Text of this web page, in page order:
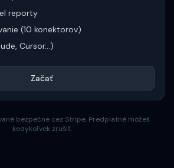
reporty
(10 konektorov)
Cursor...)
Začať
bezpečne cez Stripe. Predplatné môžeš
kedykoľvek zrušiť.